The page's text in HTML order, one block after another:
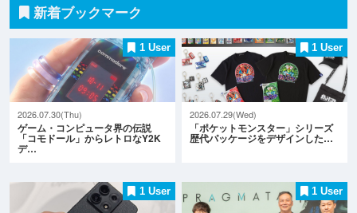
新着ブックマーク
1 User
2026.07.30(Thu)
ゲーム・コンピュータ界の伝説
「コモドール」からレトロなY2K
デ…
1 User
2026.07.29(Wed)
「ポケットモンスター」シリーズ
歴代パッケージをデザインした…
1 User 1 User